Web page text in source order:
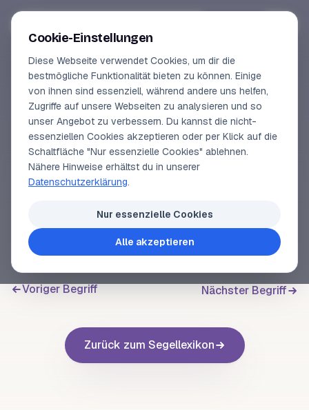
Online-Kurse
Vorschau
Erfahrungen
Lehrbuchautor
SEGELLEXIKON
Planken
Bretter oder Bohlen aus Massivholz für die
(Decksplanken).
Voriger Begriff Nächster Begriff
Zurück zum Segellexikon
Cookie-Einstellungen
Diese Webseite verwendet Cookies, um dir die
bestmögliche Funktionalität bieten zu können. Einige
von ihnen sind essenziell, während andere uns helfen,
Zugriffe auf unsere Webseiten zu analysieren und so
unser Angebot zu verbessern. Du kannst die nicht-
essenziellen Cookies akzeptieren oder per Klick auf die
Schaltfläche "Nur essenzielle Cookies" ablehnen.
Nähere Hinweise erhältst du in unserer
Datenschutzerklärung.
Nur essenzielle Cookies
Alle akzeptieren